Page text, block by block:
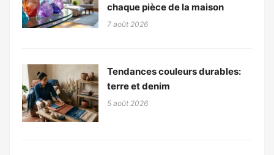
chaque pièce de la maison
7 août 2026
Tendances couleurs durables:
terre et denim
5 août 2026